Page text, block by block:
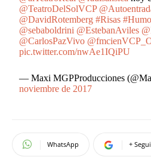
@TeatroDelSolVCP
@DavidRotemberg #Risas
@sebaboldrini @EstebanAviles
@CarlosPazVivo
pic.twitter.com/nwAe1IQiPU
— Maxi MGPProducciones
noviembre de 2017
WhatsApp +